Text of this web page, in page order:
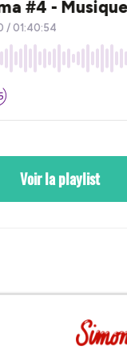
Voir la playlist